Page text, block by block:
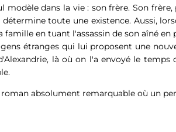
modèle dans la vie : son frère. Son
toute une existence. Aussi,
en tuant l'assassin de son aîné
étranges qui lui proposent une
là où on l'a envoyé le
absolument remarquable où un